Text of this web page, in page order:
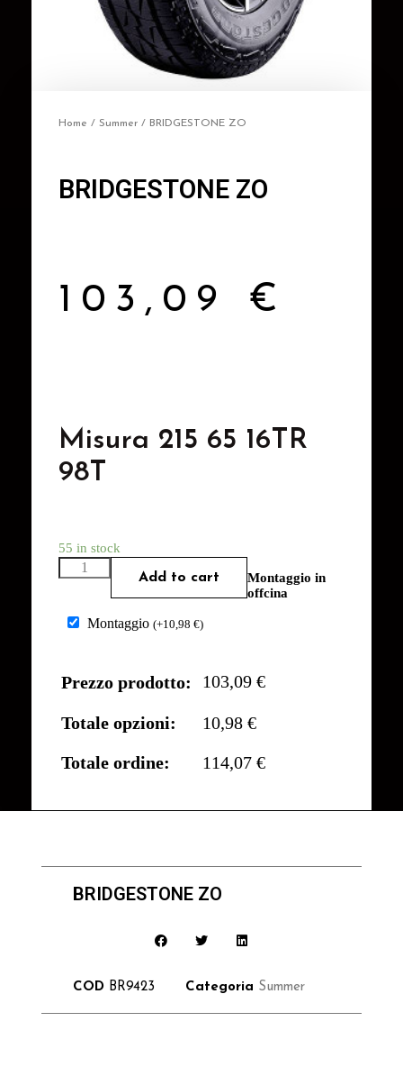
Home / Summer / BRIDGESTONE ZO
BRIDGESTONE ZO
103,09 €
Misura 215 65 16TR
98T
55 in stock
Add to cart
Montaggio in
offcina
Montaggio (+10,98 €)
Prezzo prodotto: 103,09 €
Totale opzioni:
10,98 €
Totale ordine:
114,07 €
BRIDGESTONE ZO
COD BR9423 Categoria Summer